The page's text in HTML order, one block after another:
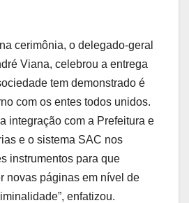
cerimônia, o delegado-geral
Viana, celebrou a entrega
tem demonstrado é
com os entes todos unidos.
integração com a Prefeitura e
e o sistema SAC nos
instrumentos para que
novas páginas em nível de
enfatizou.